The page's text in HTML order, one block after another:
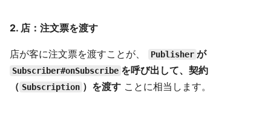
2. 店：注文票を渡す
店が客に注文票を渡すことが、 Publisher が
Subscriber#onSubscribe を呼び出して、契約
（ Subscription ）を渡す ことに相当します。